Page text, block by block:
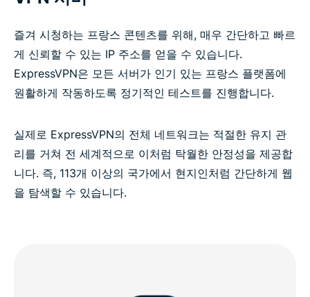
즐겨 시청하는 프랑스 콘텐츠를 위해, 매우 간단하고 빠르
게 신뢰할 수 있는 IP 주소를 얻을 수 있습니다.
ExpressVPN은 모든 서버가 인기 있는 프랑스 플랫폼에
원활하게 작동하도록 정기적인 테스트를 진행합니다.
실제로 ExpressVPN의 전체 네트워크는 적절한 유지 관
리를 거쳐 전 세계적으로 이처럼 탁월한 안정성을 제공합
니다. 즉, 113개 이상의 국가에서 현지인처럼 간단하게 웹
을 탐색할 수 있습니다.